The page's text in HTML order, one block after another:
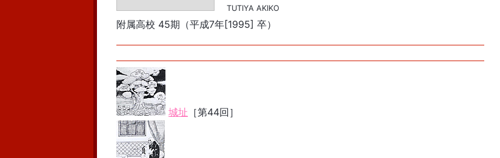
TUTIYA AKIKO
附属高校 45期（平成7年[1995] 卒）
城址 ［第44回］